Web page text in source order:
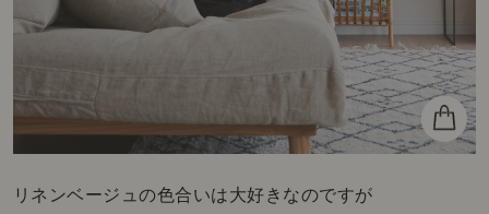
リネンベージュの色合いは大好きなのですが